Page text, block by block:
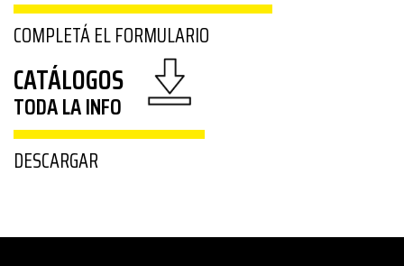
COMPLETÁ EL FORMULARIO
CATÁLOGOS
TODA LA INFO
DESCARGAR